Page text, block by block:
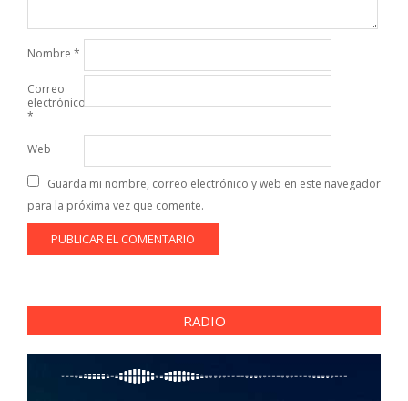
Nombre *
Correo
electrónico
*
Web
Guarda mi nombre, correo electrónico y web en este navegador
para la próxima vez que comente.
RADIO